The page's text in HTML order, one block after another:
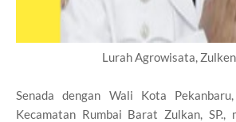
Lurah Agrowisata,
Senada dengan Wali Kota
Kecamatan Rumbai Barat Zulkan, SP.,